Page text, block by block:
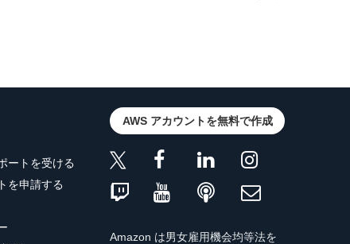
ートを受ける
を申請する
AWS アカウントを無料で作成
Amazon は男女雇用機会均等法を